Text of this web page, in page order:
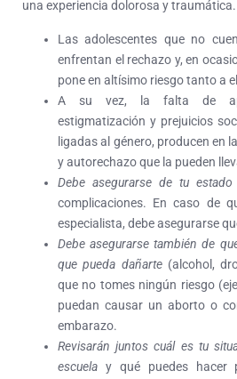
una experiencia dolorosa y traumática.
Las adolescentes que no
enfrentan el rechazo y, en
pone en altísimo riesgo tanto a
A su vez, la falta de
estigmatización y prejuicios
ligadas al género, producen en
y autorechazo que la pueden
Debe asegurarse de tu
complicaciones. En caso de
especialista, debe asegurarse
Debe asegurarse también de
que pueda dañarte(alcohol,
que no tomes ningún riesgo
puedan causar un aborto o
embarazo.
Revisarán juntos cuál es tu
escuela y qué puedes hacer